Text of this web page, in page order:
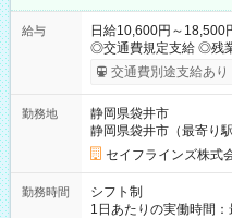
給与
日給10,600円～18,500
◎交通費規定支給 ◎残
翌5時は割増給与 ◎日
ダブルワークも可能です☺ ◎髪色、ピアス、タトゥーOK
れも自由に楽しめます！ 【試用期間】試用期間あり 試用期間
長さ：3ヶ月 雇用形態
交通費別途支給あり
勤務地
静岡県袋井市
静岡県袋井市（最寄り
セイフラインズ株式
勤務時間
シフト制
1日あたりの実働時間